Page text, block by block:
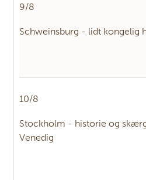
9/8
Schweinsburg - lidt kongelig
10/8
Stockholm - historie og
Venedig